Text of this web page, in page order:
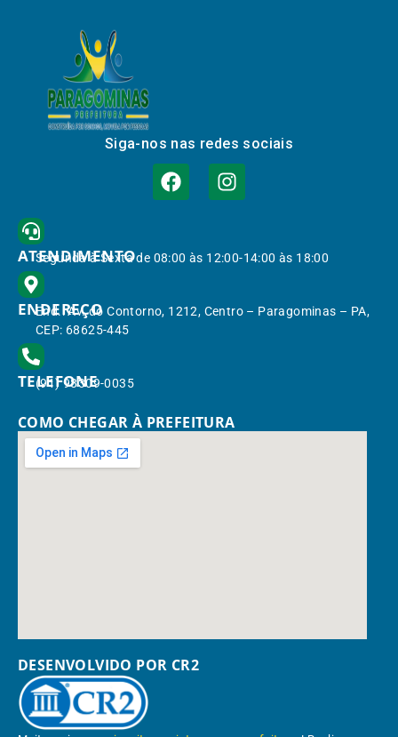
Siga-nos nas redes sociais
ATENDIMENTO
Segunda à Sexta de 08:00 às 12:00-14:00 às 18:00
ENDEREÇO
End.: Av. do Contorno, 1212, Centro – Paragominas – PA,
CEP: 68625-445
TELEFONE
(91) 98309-0035
COMO CHEGAR À PREFEITURA
DESENVOLVIDO POR CR2